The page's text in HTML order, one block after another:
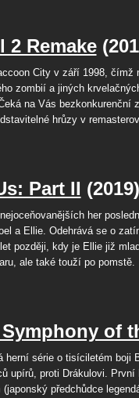
2 Remake
City v září 1998, čímž
zombií a jiných
na Vás bezkonkurenční
hrůzy v
Part II
her
a Ellie. Odehrává se o
později, kdy je Ellie již
ale také touží po pomstě.
of
herní série o tisíciletém boji
upírů, proti Drákulovi.
předchůdce